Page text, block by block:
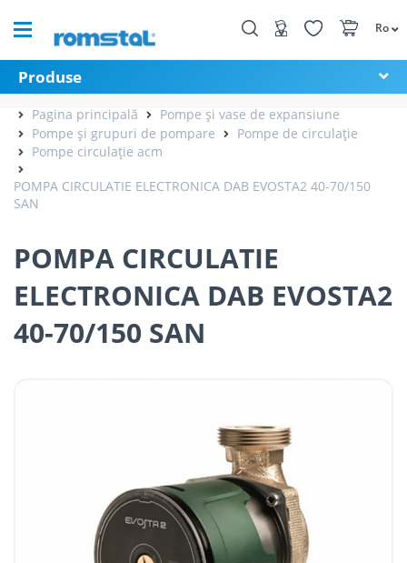
Ro
Produse
Pagina principală
Pompe și vase de expansiune
Pompe și grupuri de pompare
Pompe de circulație
Pompe circulație acm
POMPA CIRCULATIE ELECTRONICA DAB EVOSTA2 40-70/150
SAN
POMPA CIRCULATIE
ELECTRONICA DAB EVOSTA2
40-70/150 SAN